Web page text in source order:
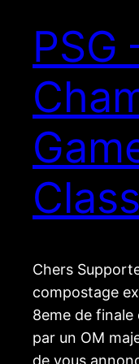
PSG
Chers
compostage
8eme de
par un OM
de vous